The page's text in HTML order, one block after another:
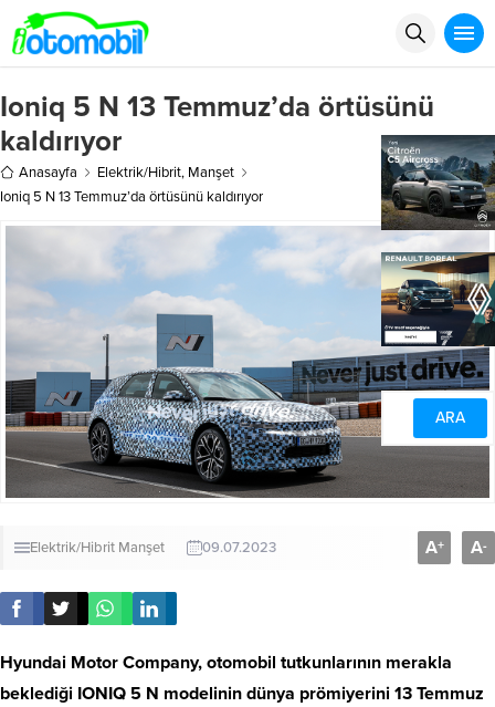
Ioniq 5 N 13 Temmuz’da örtüsünü
kaldırıyor
Anasayfa Elektrik/Hibrit, Manşet
Ioniq 5 N 13 Temmuz’da örtüsünü kaldırıyor
Elektrik/Hibrit Manşet 09.07.2023 A+ A-
Hyundai Motor Company, otomobil tutkunlarının merakla
beklediği IONIQ 5 N modelinin dünya prömiyerini 13 Temmuz